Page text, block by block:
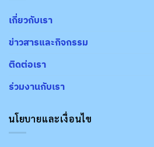
เกี่ยวกับเรา
ข่าวสารและกิจกรรม
ติดต่อเรา
ร่วมงานกับเรา
นโยบายและเงื่อนไข